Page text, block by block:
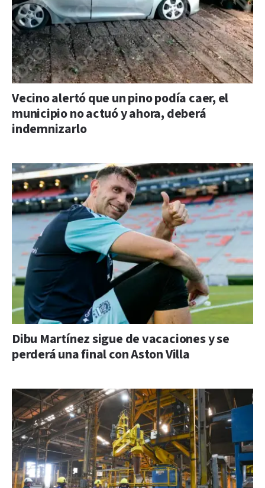
Vecino alertó que un pino podía caer, el
municipio no actuó y ahora, deberá
indemnizarlo
Dibu Martínez sigue de vacaciones y se
perderá una final con Aston Villa